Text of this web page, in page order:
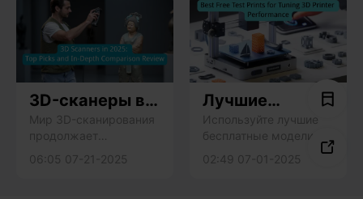
3D-сканеры в
2025 году:
Лучшие модели
и подробный
Мир 3D-сканирования
продолжает
развиваться в 2025
06:05 07-21-2025
Лучшие
бесплатные
тестовые
отпечатки для
Используйте лучшие
бесплатные модели
для тестирования 3d-
принтеров, такие как
02:49 07-01-2025
